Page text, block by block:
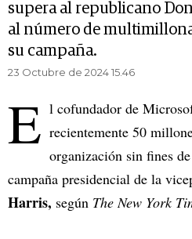
supera al republicano
al número de
su campaña.
23 Octubre de 2024 15.46
E l cofundador de
recientemente 50
organización sin fines
campaña presidencial de la
Harris, según The New York